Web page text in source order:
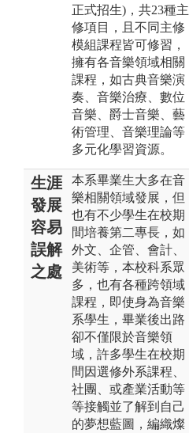
正式招生)，共23種主
修項目，且不同主修
模組課程皆可修習，
擁有各音樂領域相關
課程，如古典音樂演
奏、音樂治療、數位
音樂、爵士音樂、藝
術管理、音樂理論等
多元化學習資源。
生涯
發展
容易
誤解
之處
本系畢業生大多在音
樂相關領域發展，但
也有不少學生在校期
間培養第二專長，如
外文、企管、會計、
美術等，本校科系眾
多，也有各種跨領域
課程，即使身為音樂
系學生，畢業後出路
卻不僅限於音樂領
域，許多學生在校期
間因選修外系課程、
社團、或產業活動等
等接觸並了解到自己
的夢想藍圖，編織燦